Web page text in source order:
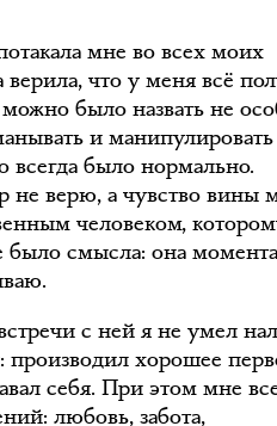
мне во всех моих
что у меня всё
было назвать не
и
всегда было нормально.
не верю, а чувство вины
человеком,
было смысла: она
с ней я не умел
хорошее
себя. При этом мне
любовь, забота,